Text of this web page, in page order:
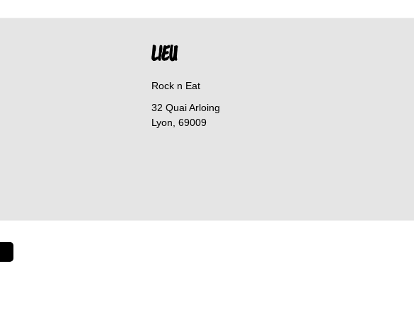
LIEU
Rock n Eat
32 Quai Arloing
Lyon 69009